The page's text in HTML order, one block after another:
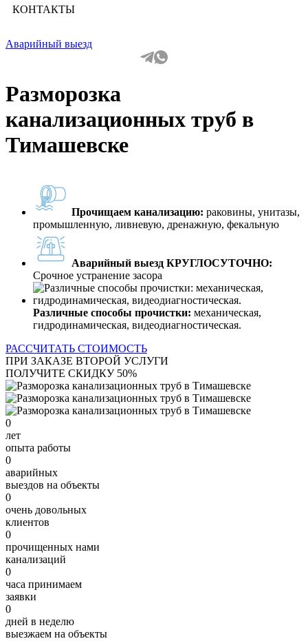
КОНТАКТЫ
Аварийный выезд
Разморозка
канализационных труб в
Тимашевске
Прочищаем канализацию: раковины, унитазы,
промышленную, ливневую, дренажную, фекальную
Аварийный выезд КРУГЛОСУТОЧНО:
Срочное устранение засора
Различные способы прочистки: механическая,
гидродинамическая, видеодиагностическая.
РАССЧИТАТЬ СТОИМОСТЬ
ПРИ ЗАКАЗЕ ВТОРОЙ УСЛУГИ
ПОЛУЧИТЕ СКИДКУ 50%
0
лет
опыта работы
0
аварийных
выездов на объекты
0
очень довольных
клиентов
0
прочищенных нами
канализаций
0
часа принимаем
заявки
0
дней в неделю
выезжаем на объекты